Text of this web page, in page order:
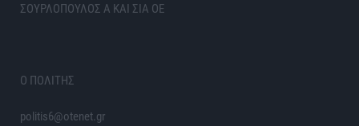
ΣΟΥΡΛΟΠΟΥΛΟΣ Α ΚΑΙ ΣΙΑ ΟΕ
Ο ΠΟΛΙΤΗΣ
politis6@otenet.gr